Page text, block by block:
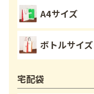
A4サイズ
ボトルサイズ
宅配袋